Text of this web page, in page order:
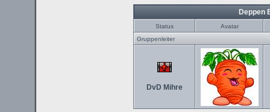
Deppen
Status
Avatar
Gruppenleiter
DvD Mihre